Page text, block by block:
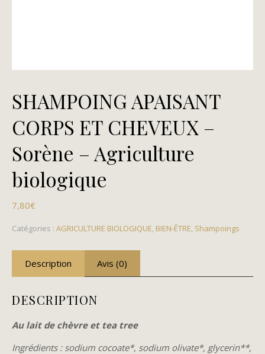
SHAMPOING APAISANT
CORPS ET CHEVEUX –
Sorène – Agriculture
biologique
7,80€
Catégories : AGRICULTURE BIOLOGIQUE, BIEN-ÊTRE, Shampoings
Description Avis (0)
DESCRIPTION
Au lait de chèvre et tea tree
Ingrédients : sodium cocoate*, sodium olivate*, glycerin**,